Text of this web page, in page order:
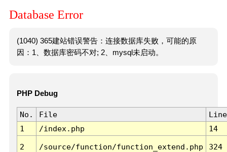
Database Error
(1040) 365建站错误警告：连接数据库失败，可能的原
因：1、数据库密码不对; 2、mysql未启动。
PHP Debug
No. File
Line
1
/index.php 14
2 /source/function/function_extend.php 324